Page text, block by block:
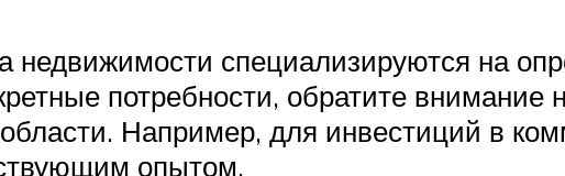
недвижимости специализируются на
потребности, обратите внимание
Например, для инвестиций в
опытом.